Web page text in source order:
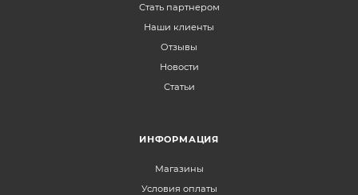
Стать партнером
Наши клиенты
Отзывы
Новости
Статьи
ИНФОРМАЦИЯ
Магазины
Условия оплаты